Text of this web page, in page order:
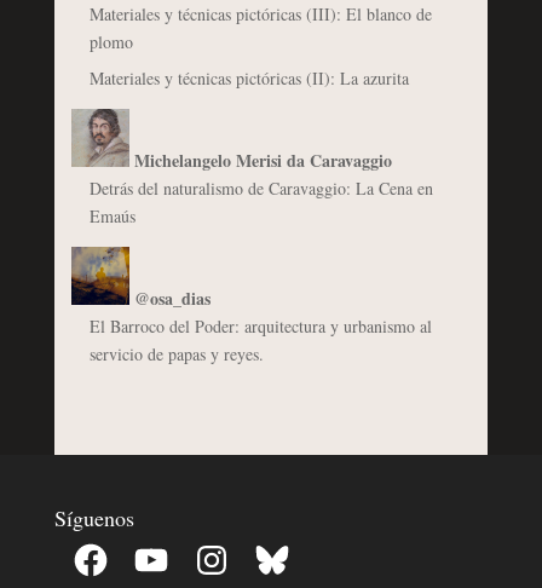
Materiales y técnicas pictóricas (III): El blanco de
plomo
Materiales y técnicas pictóricas (II): La azurita
Michelangelo Merisi da Caravaggio
Detrás del naturalismo de Caravaggio: La Cena en
Emaús
@osa_dias
El Barroco del Poder: arquitectura y urbanismo al
servicio de papas y reyes.
Síguenos
Facebook YouTube InstagramBluesky